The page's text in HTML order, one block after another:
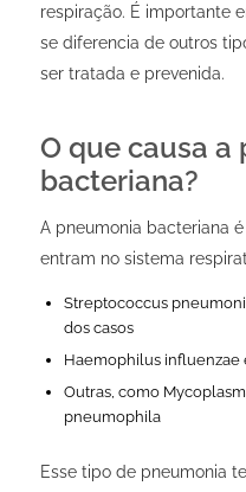
respiração. É importante
se diferencia de outros
ser tratada e prevenida.
O que causa a
bacteriana?
A pneumonia bacteriana
entram no sistema
Streptococcus
dos casos
Haemophilus influenzae
Outras, como
pneumophila
Esse tipo de pneumonia